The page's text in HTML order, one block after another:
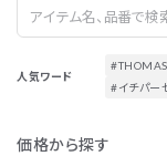
人気ワード
#イチパー
価格から探す